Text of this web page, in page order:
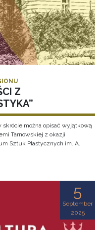
Z
skrócie można opisać wyjątkową
Tarnowskiej z okazji
Sztuk Plastycznych im. A.
5
September
2025